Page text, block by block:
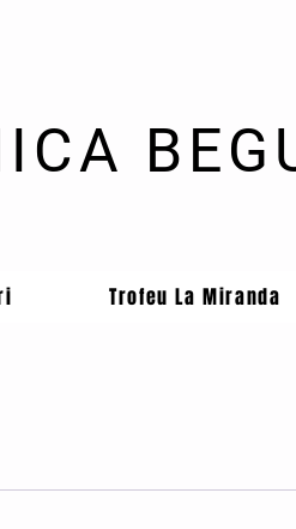
Trofeu La Miranda